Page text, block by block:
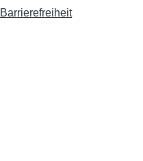
Barrierefreiheit